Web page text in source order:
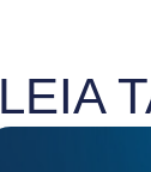
LEIA